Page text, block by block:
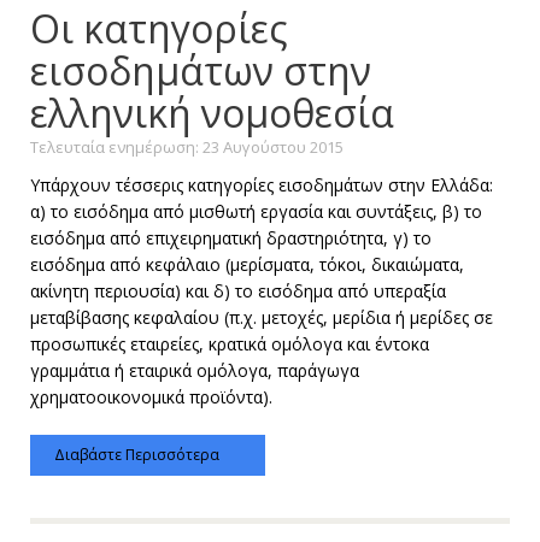
Οι κατηγορίες
εισοδημάτων στην
ελληνική νομοθεσία
Τελευταία ενημέρωση: 23 Αυγούστου 2015
Υπάρχουν τέσσερις κατηγορίες εισοδημάτων στην Ελλάδα:
α) το εισόδημα από μισθωτή εργασία και συντάξεις, β) το
εισόδημα από επιχειρηματική δραστηριότητα, γ) το
εισόδημα από κεφάλαιο (μερίσματα, τόκοι, δικαιώματα,
ακίνητη περιουσία) και δ) το εισόδημα από υπεραξία
μεταβίβασης κεφαλαίου (π.χ. μετοχές, μερίδια ή μερίδες σε
προσωπικές εταιρείες, κρατικά ομόλογα και έντοκα
γραμμάτια ή εταιρικά ομόλογα, παράγωγα
χρηματοοικονομικά προϊόντα).
Διαβάστε Περισσότερα